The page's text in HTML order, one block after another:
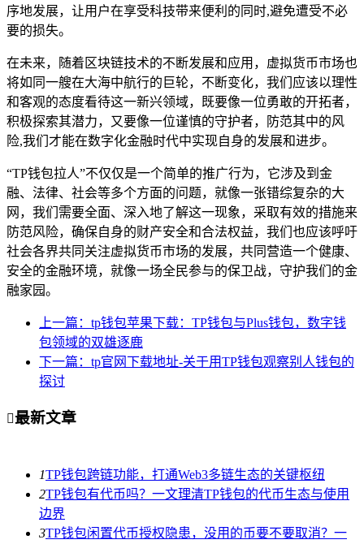
序地发展，让用户在享受科技带来便利的同时,避免遭受不必
要的损失。
在未来，随着区块链技术的不断发展和应用，虚拟货币市场也
将如同一艘在大海中航行的巨轮，不断变化，我们应该以理性
和客观的态度看待这一新兴领域，既要像一位勇敢的开拓者，
积极探索其潜力，又要像一位谨慎的守护者，防范其中的风
险,我们才能在数字化金融时代中实现自身的发展和进步。
“TP钱包拉人”不仅仅是一个简单的推广行为，它涉及到金
融、法律、社会等多个方面的问题，就像一张错综复杂的大
网，我们需要全面、深入地了解这一现象，采取有效的措施来
防范风险，确保自身的财产安全和合法权益，我们也应该呼吁
社会各界共同关注虚拟货币市场的发展，共同营造一个健康、
安全的金融环境，就像一场全民参与的保卫战，守护我们的金
融家园。
上一篇：tp钱包苹果下载：TP钱包与Plus钱包，数字钱
包领域的双雄逐鹿
下一篇：tp官网下载地址-关于用TP钱包观察别人钱包的
探讨
最新文章
1TP钱包跨链功能，打通Web3多链生态的关键枢纽
2TP钱包有代币吗？一文理清TP钱包的代币生态与使用
边界
3TP钱包闲置代币授权隐患，没用的币要不要取消？一